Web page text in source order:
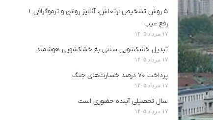
۵ روش تشخیص ارتعاش، آنالیز روغن و ترموگرافی +
رفع عیب
۱۷ مرداد ۱۴۰۵
تبدیل خشکشویی سنتی به خشکشویی هوشمند
۱۷ مرداد ۱۴۰۵
پرداخت ۷۰ درصد خسارت‌های جنگ
۱۷ مرداد ۱۴۰۵
سال تحصیلی آینده حضوری است
۱۷ مرداد ۱۴۰۵